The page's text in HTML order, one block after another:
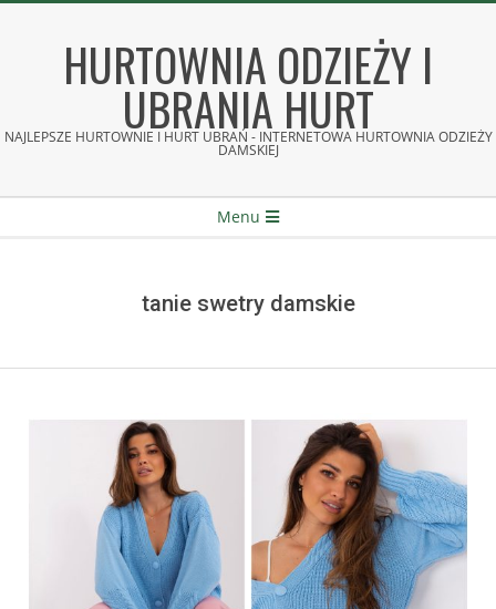
HURTOWNIA ODZIEŻY I
UBRANIA HURT
NAJLEPSZE HURTOWNIE I HURT UBRAŃ - INTERNETOWA HURTOWNIA ODZIEŻY
DAMSKIEJ
Menu
tanie swetry damskie